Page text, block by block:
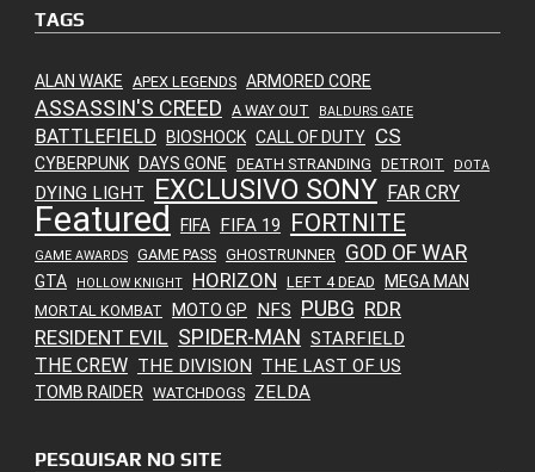
TAGS
ALAN WAKE APEX LEGENDS ARMORED CORE
ASSASSIN'S CREED A WAY OUT BALDURS GATE
BATTLEFIELD BIOSHOCK CALL OF DUTY CS
CYBERPUNK DAYS GONE DEATH STRANDING DETROIT DOTA
DYING LIGHT EXCLUSIVO SONY FAR CRY
Featured FIFA FIFA 19 FORTNITE
GAME AWARDS GAME PASS GHOSTRUNNER GOD OF WAR
GTA HOLLOW KNIGHT HORIZON LEFT 4 DEAD MEGA MAN
MORTAL KOMBAT MOTO GP NFS PUBG RDR
RESIDENT EVIL SPIDER-MAN STARFIELD
THE CREW THE DIVISION THE LAST OF US
TOMB RAIDER WATCHDOGS ZELDA
PESQUISAR NO SITE